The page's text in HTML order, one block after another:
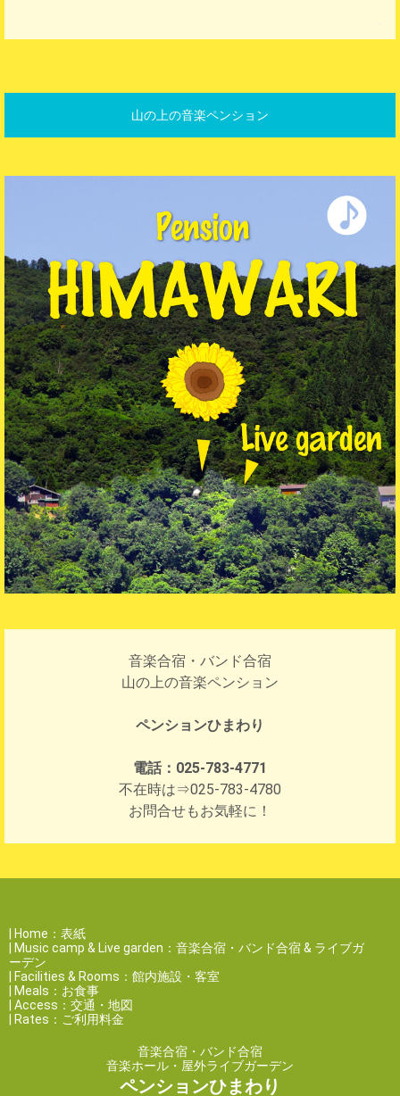
山の上の音楽ペンション
音楽合宿・バンド合宿
山の上の音楽ペンション
ペンションひまわり
電話：025-783-4771
不在時は⇒025-783-4780
お問合せもお気軽に！
| Home：表紙
| Music camp & Live garden：音楽合宿・バンド合宿 & ライブガ
ーデン
| Facilities & Rooms：館内施設・客室
| Meals：お食事
| Access：交通・地図
| Rates：ご利用料金
音楽合宿・バンド合宿
音楽ホール・屋外ライブガーデン
ペンションひまわり